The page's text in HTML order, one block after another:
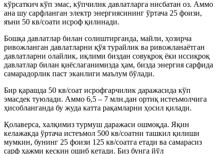
кўрсаткич кўп эмас, кўпчилик давлатларга нисбатан оз. Аммо
ана шу сарфланган электр энергиясининг ўртача 25 фоизи,
яъни 50 кв/соати исроф қилинади.
Бошқа давлатлар билан солиштирганда, майли, ҳозирча
ривожланган давлатларни қўя турайлик ва ривожланаётган
давлатларни олайлик, иқлими биздан совуқроқ ёки иссиқроқ
давлатлар билан қиёслаганимизда ҳам, бизда энергия сарфида
самарадорлик паст эканлиги маълум бўлади.
Бир қарашда 50 кв/соат исрофгарчилик даражасида кўп
эмасдек туюлади. Аммо 6,5 – 7 млн.дан ортиқ истеъмолчига
ҳисобланганда бу жуда катта рақамларни ҳосил қилади.
Қолаверса, халқимиз турмуш даражаси ошмоқда. Яқин
келажакда ўртача истеъмол 500 кв/соатни ташкил қилиши
мумкин, бунинг 25 фоизи 125 кв/соатга етади ва самарасиз
сарф ҳажми кескин ошиб кетади. Биз бунга йўл